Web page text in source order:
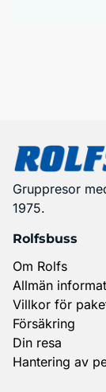
Gruppresor
1975.
Rolfsbuss
Om Rolfs
Allmän
Villkor för
Försäkring
Din resa
Hantering av